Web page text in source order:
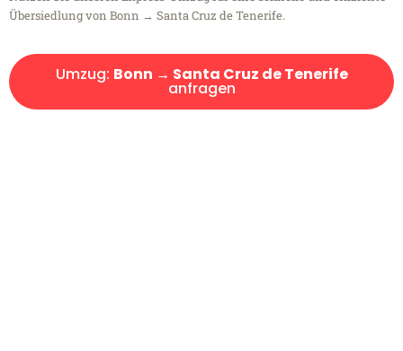
Übersiedlung von Bonn → Santa Cruz de Tenerife.
Umzug: Bonn → Santa Cruz de Tenerife
anfragen